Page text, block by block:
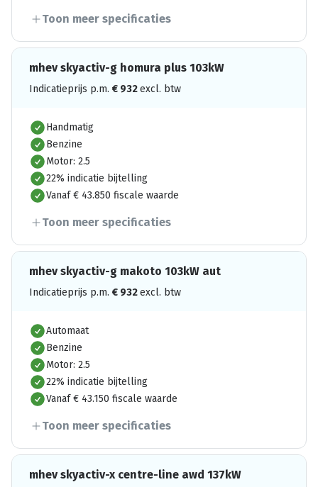
Toon meer specificaties
mhev skyactiv-g homura plus 103kW
Indicatieprijs p.m. € 932excl. btw
Handmatig
Benzine
Motor: 2.5
22% indicatie bijtelling
Vanaf € 43.850 fiscale waarde
Toon meer specificaties
mhev skyactiv-g makoto 103kW aut
Indicatieprijs p.m. € 932excl. btw
Automaat
Benzine
Motor: 2.5
22% indicatie bijtelling
Vanaf € 43.150 fiscale waarde
Toon meer specificaties
mhev skyactiv-x centre-line awd 137kW